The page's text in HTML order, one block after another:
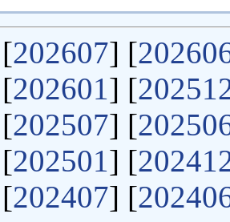
202607] [
202601] [
202507] [
202501] [
202407] [